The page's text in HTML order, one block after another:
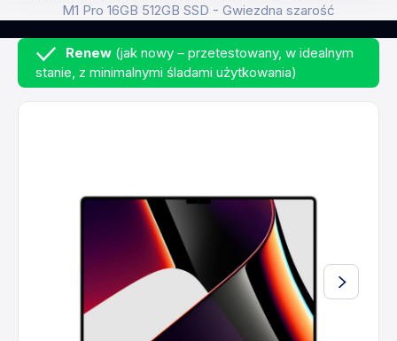
M1 Pro 16GB 512GB SSD - Gwiezdna szarość
Renew (jak nowy – przetestowany, w idealnym
stanie, z minimalnymi śladami użytkowania)